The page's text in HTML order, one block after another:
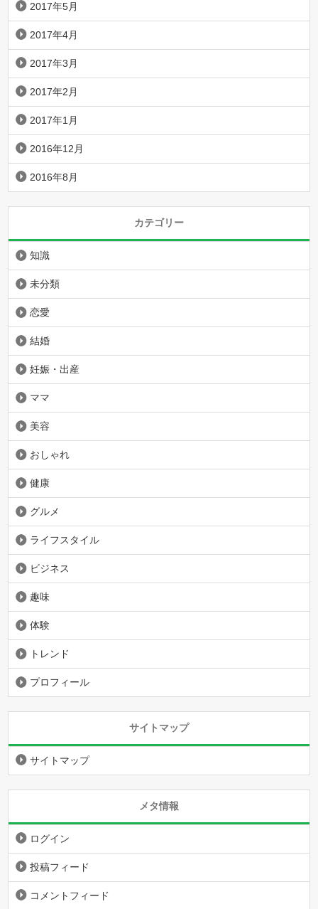
2017年5月
2017年4月
2017年3月
2017年2月
2017年1月
2016年12月
2016年8月
カテゴリー
知識
未分類
恋愛
結婚
妊娠・出産
ママ
美容
おしゃれ
健康
グルメ
ライフスタイル
ビジネス
趣味
体験
トレンド
プロフィール
サイトマップ
サイトマップ
メタ情報
ログイン
投稿フィード
コメントフィード